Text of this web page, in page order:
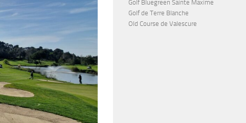
Golf Bluegreen Sainte Maxime
Golf de Terre Blanche
Old Course de Valescure